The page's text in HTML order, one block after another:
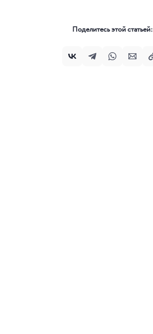
Поделитесь этой статьей: